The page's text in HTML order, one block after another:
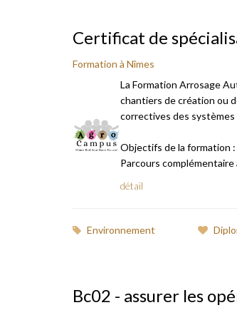
Certificat de
Formation à Nîmes
La Formation Arrosage
chantiers de création ou
correctives des systèmes
Objectifs de la formation :
Parcours
détail
Environnement
Bc02 - assurer les